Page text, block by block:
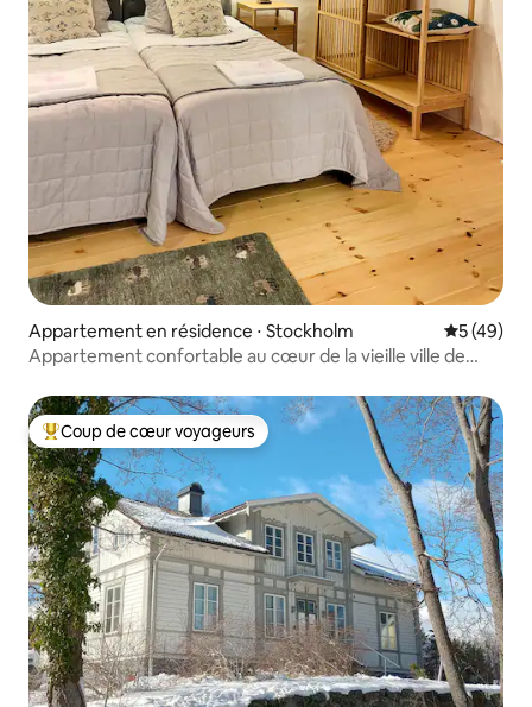
Appartement en résidence ⋅ Stockholm
5 (49)
Appartement confortable au cœur de la vieille ville de
Coups de cœur voyageurs les plus appréciés
Coup de cœur voyageurs